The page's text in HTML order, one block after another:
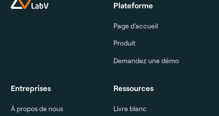
Plateforme
Page d'accueil
Produit
Demandez une démo
Entreprises
À propos de nous
Ressources
Livre blanc